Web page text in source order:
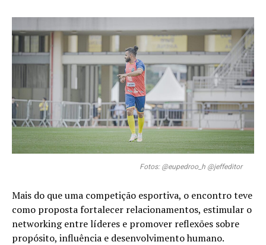
Fotos: @eupedroo_h @jeffeditor
Mais do que uma competição esportiva, o encontro teve
como proposta fortalecer relacionamentos, estimular o
networking entre líderes e promover reflexões sobre
propósito, influência e desenvolvimento humano.